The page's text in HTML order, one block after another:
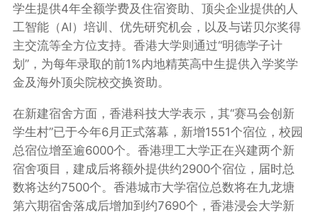
学生提供4年全额学费及住宿资助、顶尖企业提供的人
工智能（AI）培训、优先研究机会，以及与诺贝尔奖得
主交流等全方位支持。香港大学则通过“明德学子计
划”，为每年录取的前1%内地精英高中生提供入学奖学
金及海外顶尖院校交换资助。
在新建宿舍方面，香港科技大学表示，其“赛马会创新
学生村”已于今年6月正式落幕，新增1551个宿位，校园
总宿位增至逾6000个。香港理工大学正在兴建两个新
宿舍项目，建成后将额外提供约2900个宿位，届时总
数将达约7500个。香港城市大学宿位总数将在九龙塘
第六期宿舍落成后增加到约7690个，香港浸会大学新